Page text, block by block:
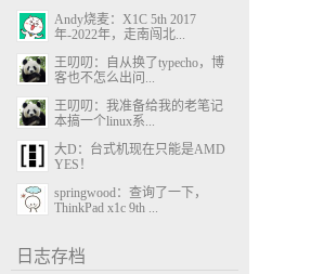
Andy烧麦：X1C 5th 2017
年-2022年，走南闯北...
王叨叨：自从换了typecho，博
客也不怎么出问...
王叨叨：我准备给我的老笔记
本搞一个linux系...
大D：台式机现在只能是AMD
YES！
springwood：查询了一下，
ThinkPad x1c 9th ...
日志存档